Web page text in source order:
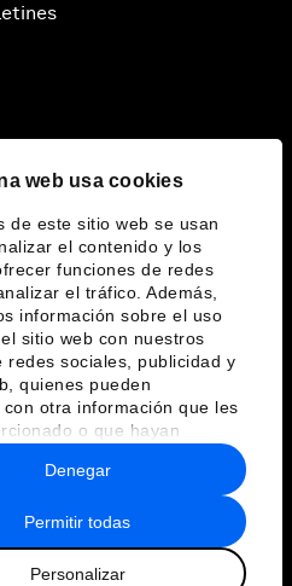
web usa cookies
de este sitio web se usan
el contenido y los
funciones de redes
el tráfico. Además,
información sobre el uso
sitio web con nuestros
redes sociales, publicidad y
quienes pueden
otra información que les
o que hayan
partir del uso que haya
servicios.
Permitir todas
Personalizar
Denegar
y normas de uso
Mundial